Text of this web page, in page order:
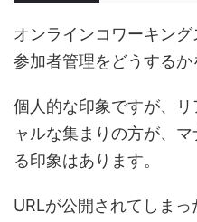
オンラインコワーキング
参加者管理をどうするか
個人的な印象ですが、
ャルな集まりの方が、
る印象はあります。
URLが公開されてしま